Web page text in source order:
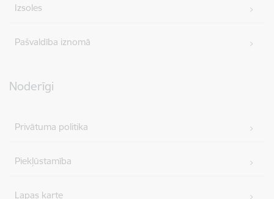
Izsoles
Pašvaldība iznomā
Noderīgi
Privātuma politika
Piekļūstamība
Lapas karte